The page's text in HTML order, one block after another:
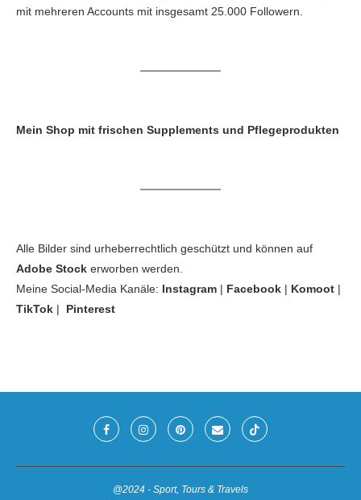
mit mehreren Accounts mit insgesamt 25.000 Followern.
Mein Shop mit frischen Supplements und Pflegeprodukten
Alle Bilder sind urheberrechtlich geschützt und können auf
Adobe Stock erworben werden.
Meine Social-Media Kanäle: Instagram | Facebook | Komoot |
TikTok | Pinterest
@2024 - Sport, Tours & Travels